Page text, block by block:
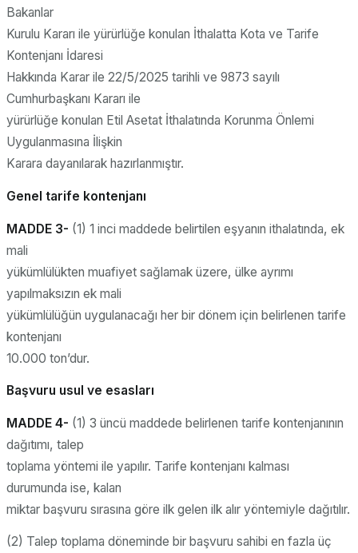
Bakanlar
Kurulu Kararı ile yürürlüğe konulan İthalatta Kota ve Tarife
Kontenjanı İdaresi
Hakkında Karar ile 22/5/2025 tarihli ve 9873 sayılı
Cumhurbaşkanı Kararı ile
yürürlüğe konulan Etil Asetat İthalatında Korunma Önlemi
Uygulanmasına İlişkin
Karara dayanılarak hazırlanmıştır.
Genel tarife kontenjanı
MADDE 3- (1) 1 inci maddede belirtilen eşyanın ithalatında, ek
mali
yükümlülükten muafiyet sağlamak üzere, ülke ayrımı
yapılmaksızın ek mali
yükümlülüğün uygulanacağı her bir dönem için belirlenen tarife
kontenjanı
10.000 ton’dur.
Başvuru usul ve esasları
MADDE 4- (1) 3 üncü maddede belirlenen tarife kontenjanının
dağıtımı, talep
toplama yöntemi ile yapılır. Tarife kontenjanı kalması
durumunda ise, kalan
miktar başvuru sırasına göre ilk gelen ilk alır yöntemiyle dağıtılır.
(2) Talep toplama döneminde bir başvuru sahibi en fazla üç